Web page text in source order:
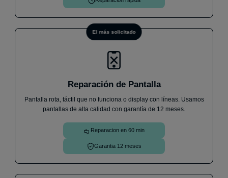
El más solicitado
Reparación de Pantalla
Pantalla rota, táctil que no funciona o display con líneas. Usamos
pantallas de alta calidad con garantía de 12 meses.
Reparacion en 60 min
Garantia 12 meses